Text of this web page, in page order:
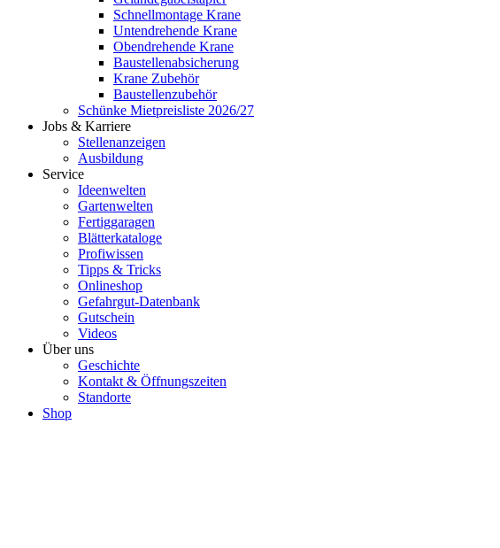
Schnellmontage Krane
Untendrehende Krane
Obendrehende Krane
Baustellenabsicherung
Krane Zubehör
Baustellenzubehör
Schünke Mietpreisliste 2026/27
Jobs & Karriere
Stellenanzeigen
Ausbildung
Service
Ideenwelten
Gartenwelten
Fertiggaragen
Blätterkataloge
Profiwissen
Tipps & Tricks
Onlineshop
Gefahrgut-Datenbank
Gutschein
Videos
Über uns
Geschichte
Kontakt & Öffnungszeiten
Standorte
Shop